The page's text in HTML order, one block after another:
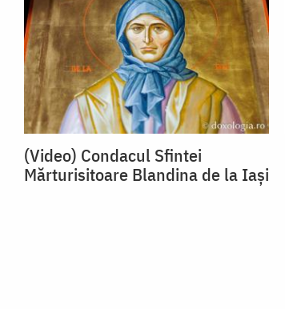
(Video) Condacul Sfintei
Mărturisitoare Blandina de la Iași